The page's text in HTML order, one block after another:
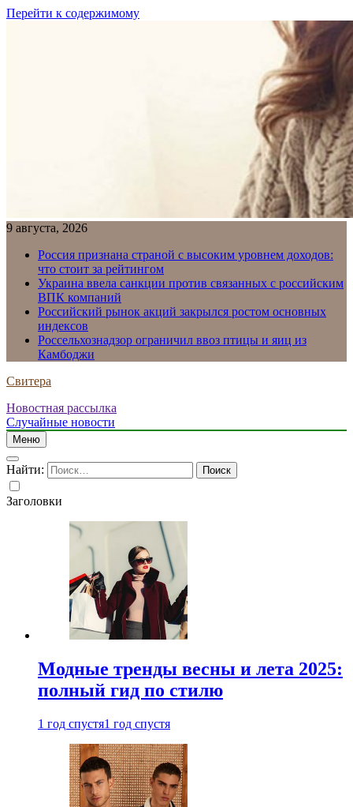
Перейти к содержимому
9 августа, 2026
Россия признана страной с высоким уровнем доходов:
что стоит за рейтингом
Украина ввела санкции против связанных с российским
ВПК компаний
Российский рынок акций закрылся ростом основных
индексов
Россельхознадзор ограничил ввоз птицы и яиц из
Камбоджи
Свитера
Новостная рассылка
Случайные новости
Меню
Найти:
Заголовки
Модные тренды весны и лета 2025:
полный гид по стилю
1 год спустя1 год спустя